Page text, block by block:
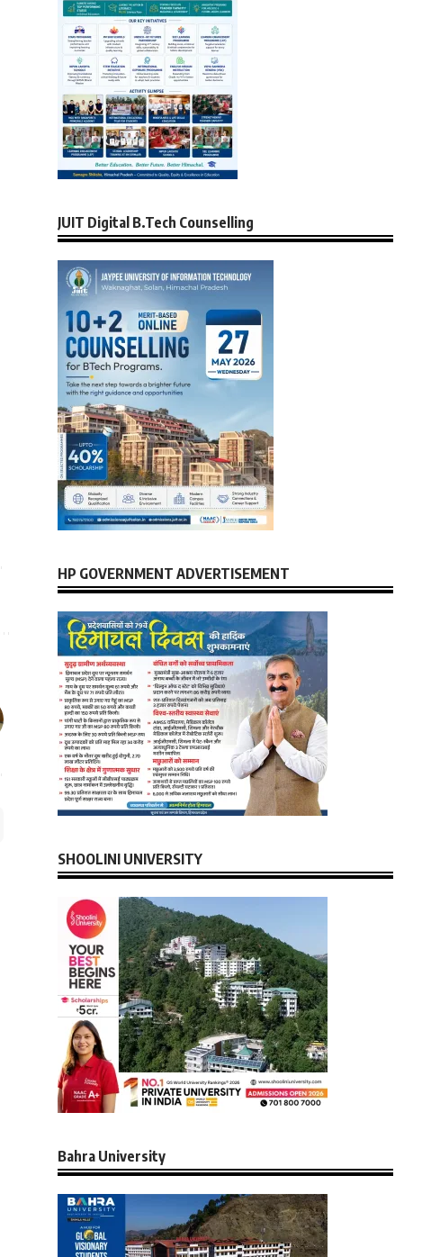
JUIT Digital B.Tech Counselling
HP GOVERNMENT ADVERTISEMENT
SHOOLINI UNIVERSITY
Bahra University